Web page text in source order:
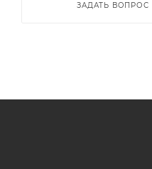
ЗАДАТЬ ВОПРОС